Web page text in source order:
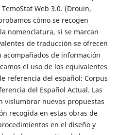
Web 3.0. (Drouin,
cómo se recogen
nomenclatura, si se marcan
de traducción se ofrecen
de información
el uso de los equivalentes
referencia del español: Corpus
del Español Actual. Las
vislumbrar nuevas propuestas
recogida en estas obras de
en el diseño y